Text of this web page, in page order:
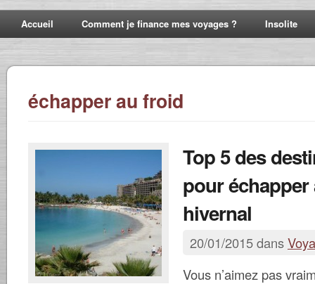
Accueil Comment je finance mes voyages ? Insolite
échapper au froid
Top 5 des
pour
hivernal
20/01/2015 dans
Vous n’aimez pas